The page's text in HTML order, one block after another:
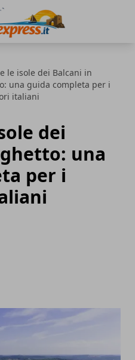
le isole dei Balcani in
una guida completa per i
italiani
dei
una
per i